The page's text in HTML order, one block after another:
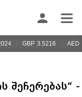
GBP 3.5216 AED
შეჩერებას“ -